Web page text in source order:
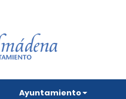
Ayuntamiento